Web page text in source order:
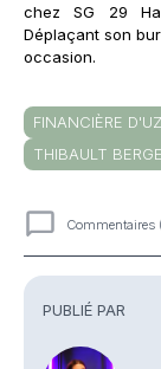
PUBLIÉ PAR
chez SG 29
Déplaçant son
occasion.
FINANCIÈRE
THIBAULT
Commentaires